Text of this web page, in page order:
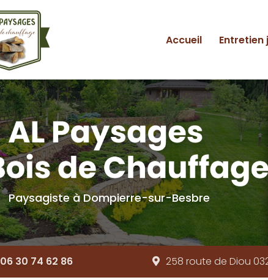
Accueil Entretien
Paysagiste à Dompierre-sur-Besbre
06 30 74 62 86 258 route de Diou